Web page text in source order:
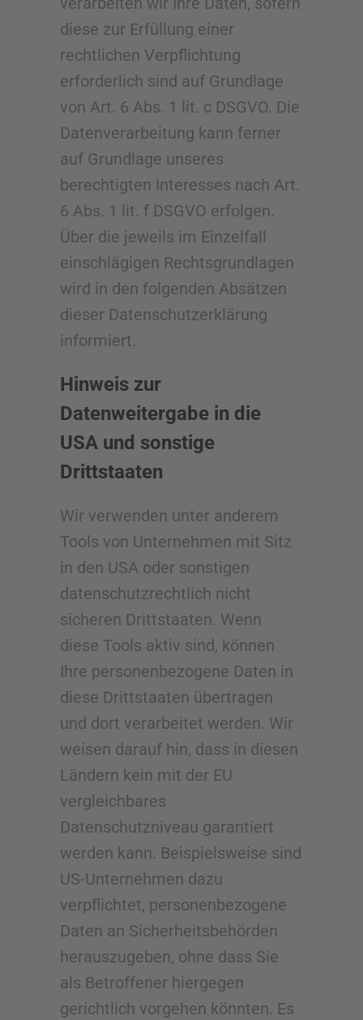
diese zur Erfüllung einer
rechtlichen Verpflichtung
erforderlich sind auf Grundlage
von Art. 6 Abs. 1 lit. c DSGVO. Die
Datenverarbeitung kann ferner
auf Grundlage unseres
berechtigten Interesses nach Art.
6 Abs. 1 lit. f DSGVO erfolgen.
Über die jeweils im Einzelfall
einschlägigen Rechtsgrundlagen
wird in den folgenden Absätzen
dieser Datenschutzerklärung
informiert.
Hinweis zur
Datenweitergabe in die
USA und sonstige
Drittstaaten
Wir verwenden unter anderem
Tools von Unternehmen mit Sitz
in den USA oder sonstigen
datenschutzrechtlich nicht
sicheren Drittstaaten. Wenn
diese Tools aktiv sind, können
Ihre personenbezogene Daten in
diese Drittstaaten übertragen
und dort verarbeitet werden. Wir
weisen darauf hin, dass in diesen
Ländern kein mit der EU
vergleichbares
Datenschutzniveau garantiert
werden kann. Beispielsweise sind
US-Unternehmen dazu
verpflichtet, personenbezogene
Daten an Sicherheitsbehörden
herauszugeben, ohne dass Sie
als Betroffener hiergegen
gerichtlich vorgehen könnten. Es